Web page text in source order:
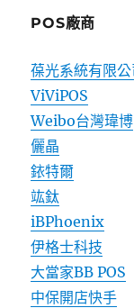
POS廠商
葆光系統有限公
ViViPOS
Weibo台灣瑋博
儷晶
銥特爾
竑鈦
iBPhoenix
伊格士科技
大當家BB POS
中保開店快手